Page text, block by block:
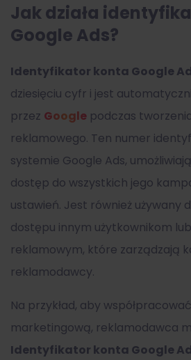
Jak działa
Google Ads?
Identyfikator konta Google
dziesięciu cyfr i jest
przez Google podczas
reklamowego. Ten numer
systemie Google Ads,
dostęp do wszystkich jego
ustawień. Jest również używany
dostępu innym użytkownikom
reklamowym, które zarządzają
reklamodawcy.
Na przykład, aby
marketingową, reklamodawca
Identyfikator konta Google